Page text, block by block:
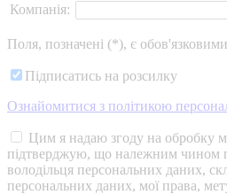
Компанія:
Поля, позначені (*), є
Підписатись на розсилку
Ознайомитися з політикою
Цим я надаю згоду на обробку
підтверджую, що належним чином
володільця персональних даних,
персональних даних, мої права,